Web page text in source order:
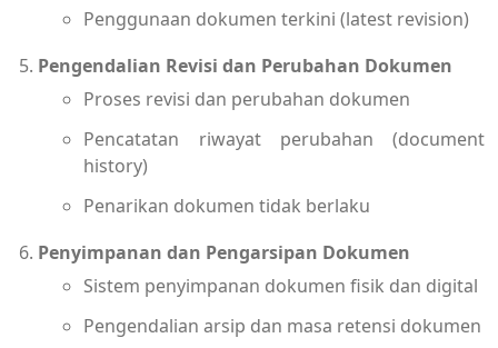
Penggunaan dokumen terkini (latest revision)
Pengendalian Revisi dan Perubahan Dokumen
Proses revisi dan perubahan dokumen
Pencatatan riwayat perubahan (document
history)
Penarikan dokumen tidak berlaku
Penyimpanan dan Pengarsipan Dokumen
Sistem penyimpanan dokumen fisik dan digital
Pengendalian arsip dan masa retensi dokumen